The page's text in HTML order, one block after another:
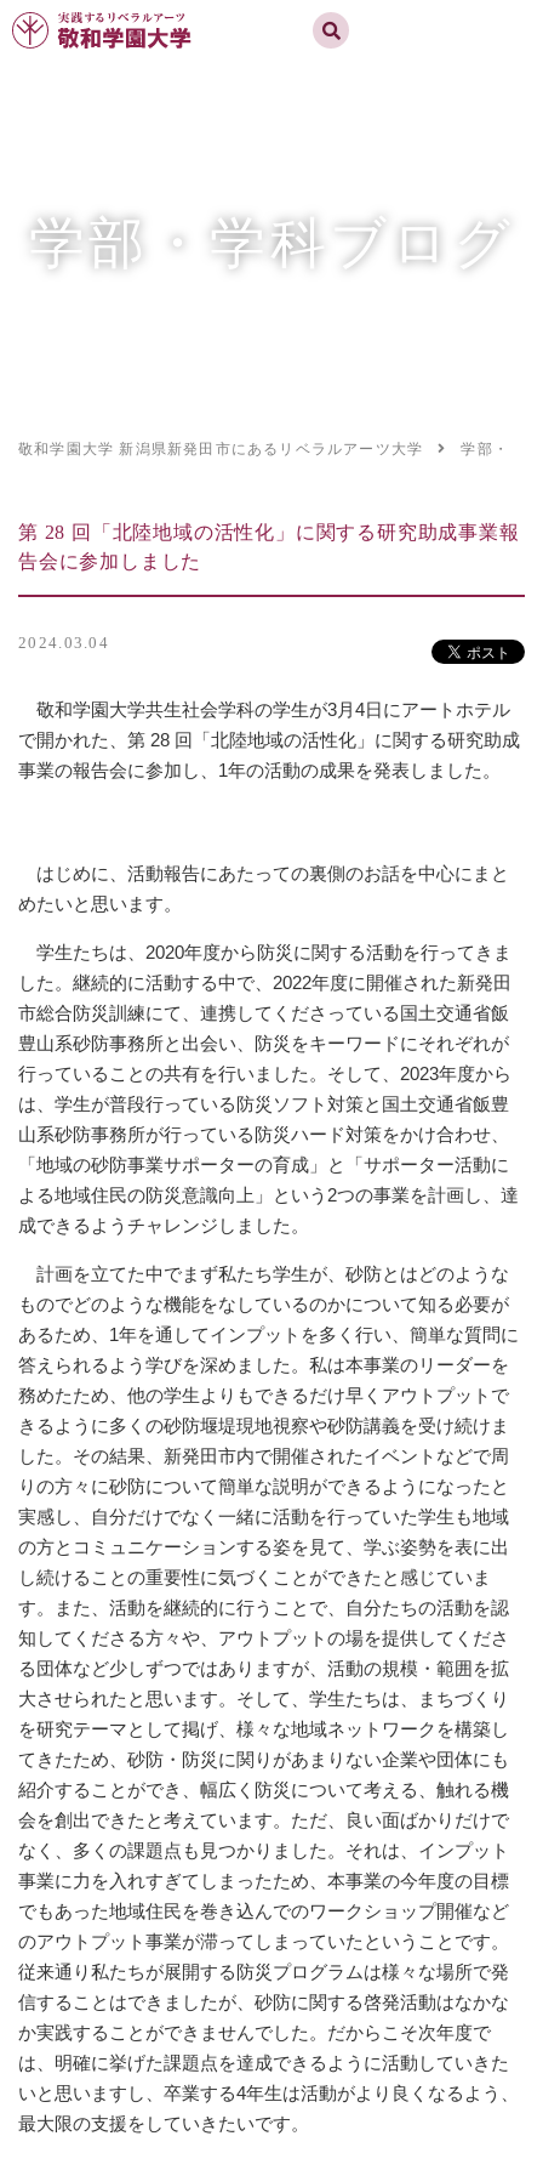
実践するリベラルアーツ 敬和学園大学
学部・学科ブログ
敬和学園大学 新潟県新発田市にあるリベラルアーツ大学 学部・学
第 28 回「北陸地域の活性化」に関する研究助成事業報
告会に参加しました
2024.03.04
敬和学園大学共生社会学科の学生が3月4日にアートホテル
で開かれた、第 28 回「北陸地域の活性化」に関する研究助成
事業の報告会に参加し、1年の活動の成果を発表しました。
はじめに、活動報告にあたっての裏側のお話を中心にまと
めたいと思います。
学生たちは、2020年度から防災に関する活動を行ってきま
した。継続的に活動する中で、2022年度に開催された新発田
市総合防災訓練にて、連携してくださっている国土交通省飯
豊山系砂防事務所と出会い、防災をキーワードにそれぞれが
行っていることの共有を行いました。そして、2023年度から
は、学生が普段行っている防災ソフト対策と国土交通省飯豊
山系砂防事務所が行っている防災ハード対策をかけ合わせ、
「地域の砂防事業サポーターの育成」と「サポーター活動に
よる地域住民の防災意識向上」という2つの事業を計画し、達
成できるようチャレンジしました。
計画を立てた中でまず私たち学生が、砂防とはどのような
ものでどのような機能をなしているのかについて知る必要が
あるため、1年を通してインプットを多く行い、簡単な質問に
答えられるよう学びを深めました。私は本事業のリーダーを
務めたため、他の学生よりもできるだけ早くアウトプットで
きるように多くの砂防堰堤現地視察や砂防講義を受け続けま
した。その結果、新発田市内で開催されたイベントなどで周
りの方々に砂防について簡単な説明ができるようになったと
実感し、自分だけでなく一緒に活動を行っていた学生も地域
の方とコミュニケーションする姿を見て、学ぶ姿勢を表に出
し続けることの重要性に気づくことができたと感じていま
す。また、活動を継続的に行うことで、自分たちの活動を認
知してくださる方々や、アウトプットの場を提供してくださ
る団体など少しずつではありますが、活動の規模・範囲を拡
大させられたと思います。そして、学生たちは、まちづくり
を研究テーマとして掲げ、様々な地域ネットワークを構築し
てきたため、砂防・防災に関りがあまりない企業や団体にも
紹介することができ、幅広く防災について考える、触れる機
会を創出できたと考えています。ただ、良い面ばかりだけで
なく、多くの課題点も見つかりました。それは、インプット
事業に力を入れすぎてしまったため、本事業の今年度の目標
でもあった地域住民を巻き込んでのワークショップ開催など
のアウトプット事業が滞ってしまっていたということです。
従来通り私たちが展開する防災プログラムは様々な場所で発
信することはできましたが、砂防に関する啓発活動はなかな
か実践することができませんでした。だからこそ次年度で
は、明確に挙げた課題点を達成できるように活動していきた
いと思いますし、卒業する4年生は活動がより良くなるよう、
最大限の支援をしていきたいです。